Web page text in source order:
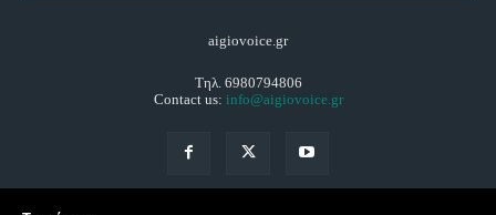
aigiovoice.gr
Τηλ. 6980794806
Contact us: info@aigiovoice.gr